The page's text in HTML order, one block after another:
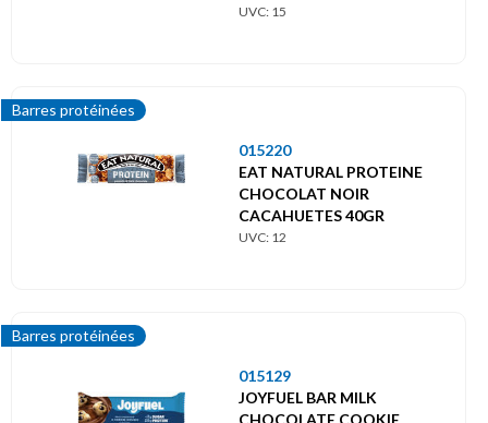
UVC: 15
Barres protéinées
015220
EAT NATURAL PROTEINE
CHOCOLAT NOIR
CACAHUETES 40GR
UVC: 12
Barres protéinées
015129
JOYFUEL BAR MILK
CHOCOLATE COOKIE